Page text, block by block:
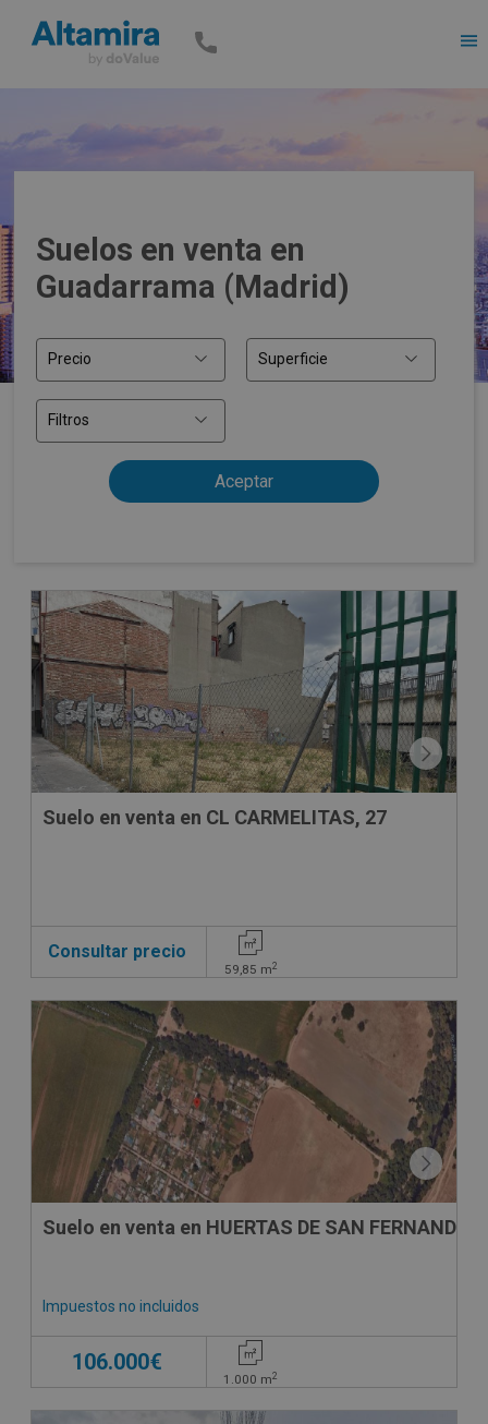
Suelos en venta en
Guadarrama (Madrid)
Precio Superficie
Filtros
CONDICIONES ESPECIALES
Suelo en venta en CL CARMELITAS, 27
Consultar precio
59,85 m2
Suelo en venta en HUERTAS DE SAN FERNANDO
Impuestos no incluidos
106.000€
1.000 m2